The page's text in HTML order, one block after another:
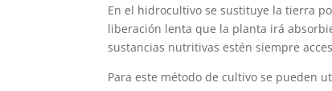
En el hidrocultivo se sustituye la tierra
liberación lenta que la planta irá
sustancias nutritivas estén siempre
Para este método de cultivo se pueden